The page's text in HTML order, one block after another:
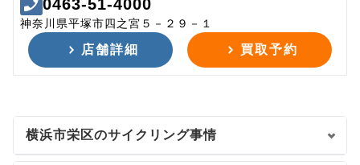
0463-51-4000
神奈川県平塚市四之宮５－２９－１
店舗詳細 買取予約
横浜市栄区のサイクリング事情